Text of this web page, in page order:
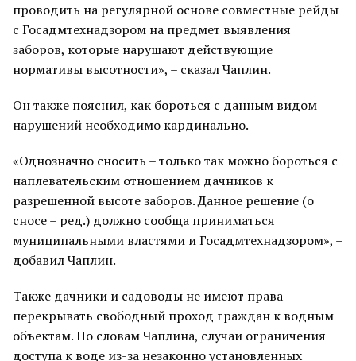
проводить на регулярной основе совместные рейды
с Госадмтехнадзором на предмет выявления
заборов, которые нарушают действующие
нормативы высотности», – сказал Чаплин.
Он также пояснил, как бороться с данным видом
нарушений необходимо кардинально.
«Однозначно сносить – только так можно бороться с
наплевательским отношением дачников к
разрешенной высоте заборов. Данное решение (о
сносе – ред.) должно сообща приниматься
муниципальными властями и Госадмтехнадзором», –
добавил Чаплин.
Также дачники и садоводы не имеют права
перекрывать свободный проход граждан к водным
объектам. По словам Чаплина, случаи ограничения
доступа к воде из-за незаконно установленных